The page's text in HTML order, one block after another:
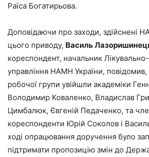
Раїса Богатирьова.
Доповідаючи про заходи, здійснені
цього приводу, Василь
кореспондент, начальник Лікувально-
управління НАМН України, повідомив,
робочої групи увійшли академіки
Володимир Коваленко, Владислав
Цимбалюк, Євгеній Педаченко, та
кореспонденти Юрій Соколов і
ході опрацювання доручення було
підтримати пропозицію змін до